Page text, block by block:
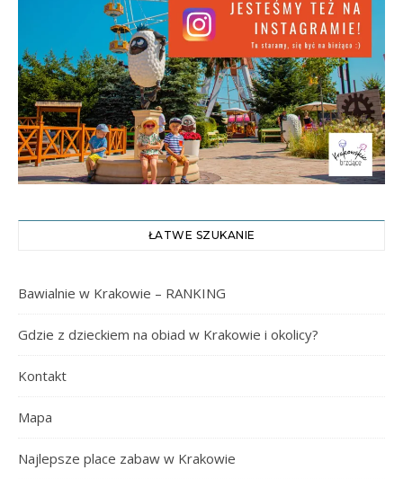
ŁATWE SZUKANIE
Bawialnie w Krakowie – RANKING
Gdzie z dzieckiem na obiad w Krakowie i okolicy?
Kontakt
Mapa
Najlepsze place zabaw w Krakowie